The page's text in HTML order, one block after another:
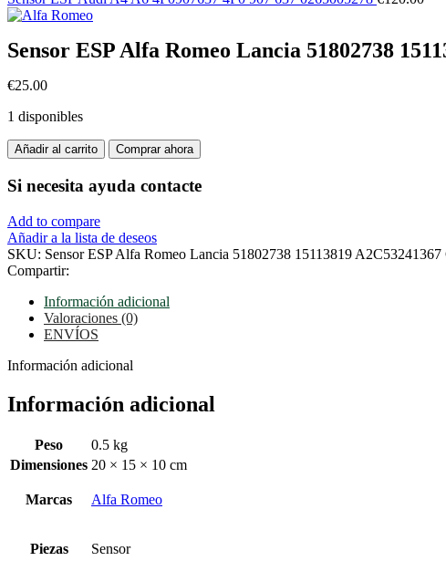
Sensor ESP Alfa Romeo Lancia 51802738
€25.00
1 disponibles
Sensor
ESP
Alfa
Romeo
51802738
15113819
A2C53241367
cantidad
Añadir al carrito Comprar ahora
Si necesita ayuda contacte
Add to compare
Añadir a la lista de deseos
SKU: Sensor ESP Alfa Romeo Lancia 51802738 15113819 A2C53241367
Compartir:
Información adicional
Valoraciones (0)
ENVÍOS
Información adicional
Información adicional
Peso
0.5 kg
Dimensiones 20 × 15 × 10 cm
Marcas Alfa Romeo
Piezas Sensor